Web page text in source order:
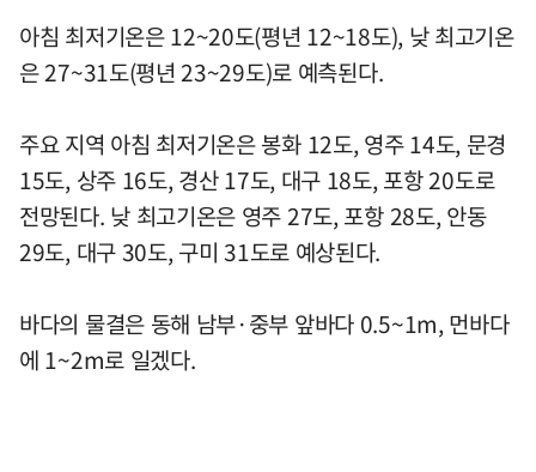
아침 최저기온은 12~20도(평년 12~18도), 낮 최고기온
은 27~31도(평년 23~29도)로 예측된다.
주요 지역 아침 최저기온은 봉화 12도, 영주 14도, 문경
15도, 상주 16도, 경산 17도, 대구 18도, 포항 20도로
전망된다. 낮 최고기온은 영주 27도, 포항 28도, 안동
29도, 대구 30도, 구미 31도로 예상된다.
바다의 물결은 동해 남부·중부 앞바다 0.5~1m, 먼바다
에 1~2m로 일겠다.